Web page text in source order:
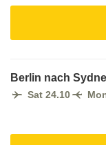
Berlin nach
Sat 24.10